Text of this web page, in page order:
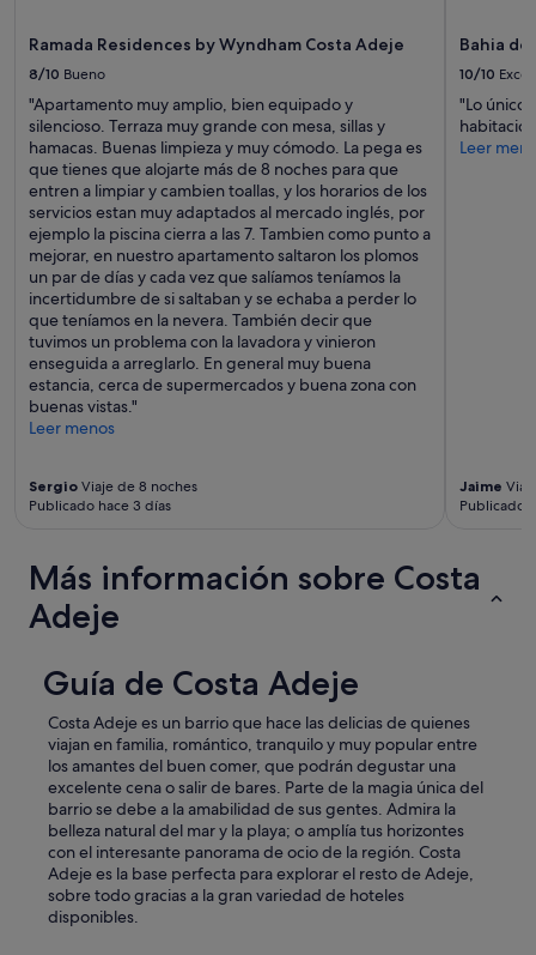
Ramada Residences by Wyndham Costa Adeje
8/10 Bueno
"Apartamento muy amplio, bien equipado y
silencioso. Terraza muy grande con mesa, sillas y
hamacas. Buenas limpieza y muy cómodo. La pega es
que tienes que alojarte más de 8 noches para que
entren a limpiar y cambien toallas, y los horarios de los
servicios estan muy adaptados al mercado inglés, por
ejemplo la piscina cierra a las 7. Tambien como punto a
mejorar, en nuestro apartamento saltaron los plomos
un par de días y cada vez que salíamos teníamos la
incertidumbre de si saltaban y se echaba a perder lo
que teníamos en la nevera. También decir que
tuvimos un problema con la lavadora y vinieron
enseguida a arreglarlo. En general muy buena
estancia, cerca de supermercados y buena zona con
buenas vistas."
Leer menos
Sergio Viaje de 8 noches
Publicado hace 3 días
Bahia
10/10
"Lo único
Leer
Jaime
Publicado
Más información sobre Costa
Adeje
Guía de Costa Adeje
Costa Adeje es un barrio que hace las delicias de quienes
viajan en familia, romántico, tranquilo y muy popular entre
los amantes del buen comer, que podrán degustar una
excelente cena o salir de bares. Parte de la magia única del
barrio se debe a la amabilidad de sus gentes. Admira la
belleza natural del mar y la playa; o amplía tus horizontes
con el interesante panorama de ocio de la región. Costa
Adeje es la base perfecta para explorar el resto de Adeje,
sobre todo gracias a la gran variedad de hoteles
disponibles.